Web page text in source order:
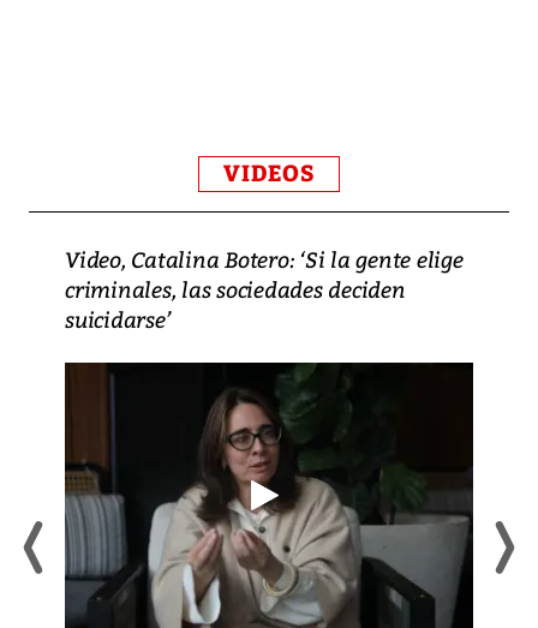
VIDEOS
Video, Catalina Botero: ‘Si la gente elige
criminales, las sociedades deciden
suicidarse’